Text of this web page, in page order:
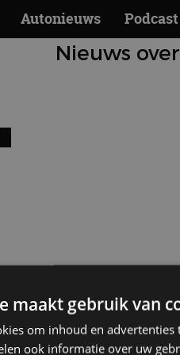
Autonieuws Podcast
Nieuws over
Meer
Alle
maakt gebruik van
om inhoud en
ook informatie over uw